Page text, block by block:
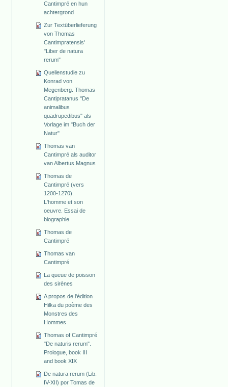
Cantimpré en hun
achtergrond
Zur Textüberlieferung
von Thomas
Cantimpratensis'
"Liber de natura
rerum"
Quellenstudie zu
Konrad von
Megenberg. Thomas
Cantipratanus "De
animalibus
quadrupedibus" als
Vorlage im "Buch der
Natur"
Thomas van
Cantimpré als auditor
van Albertus Magnus
Thomas de
Cantimpré (vers
1200-1270).
L'homme et son
oeuvre. Essai de
biographie
Thomas de
Cantimpré
Thomas van
Cantimpré
La queue de poisson
des sirènes
A propos de l'édition
Hilka du poème des
Monstres des
Hommes
Thomas of Cantimpré
"De naturis rerum".
Prologue, book III
and book XIX
De natura rerum (Lib.
IV-XII) por Tomas de